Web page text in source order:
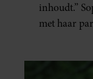
inhoudt.”
met haar
vaker